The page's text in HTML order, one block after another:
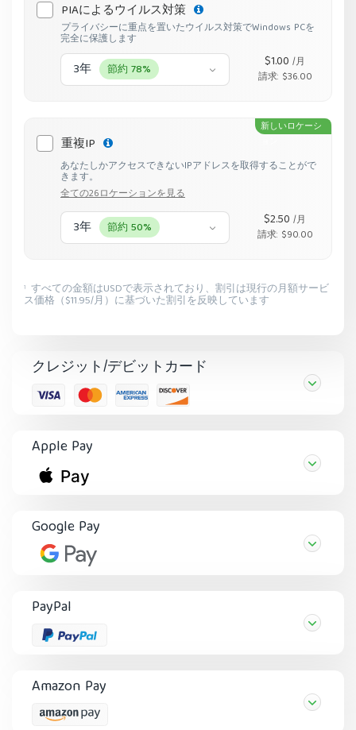
クレジット/デビットカード
Apple Pay
Google Pay
PayPal
Amazon Pay
PIAによるウイルス対策
プライバシーに重点を置いたウイルス対策でWindows PCを
完全に保護します
3年 節約 78% $1.00/月
請求: $36.00
新しいロケーシ
重複IP
あなたしかアクセスできないIPアドレスを取得することがで
きます。
全ての26ロケーションを見る
3年 節約 50% $2.50/月
請求: $90.00
1 すべての金額はUSDで表示されており、割引は現行の月額サービ
ス価格（$11.95/月）に基づいた割引を反映しています